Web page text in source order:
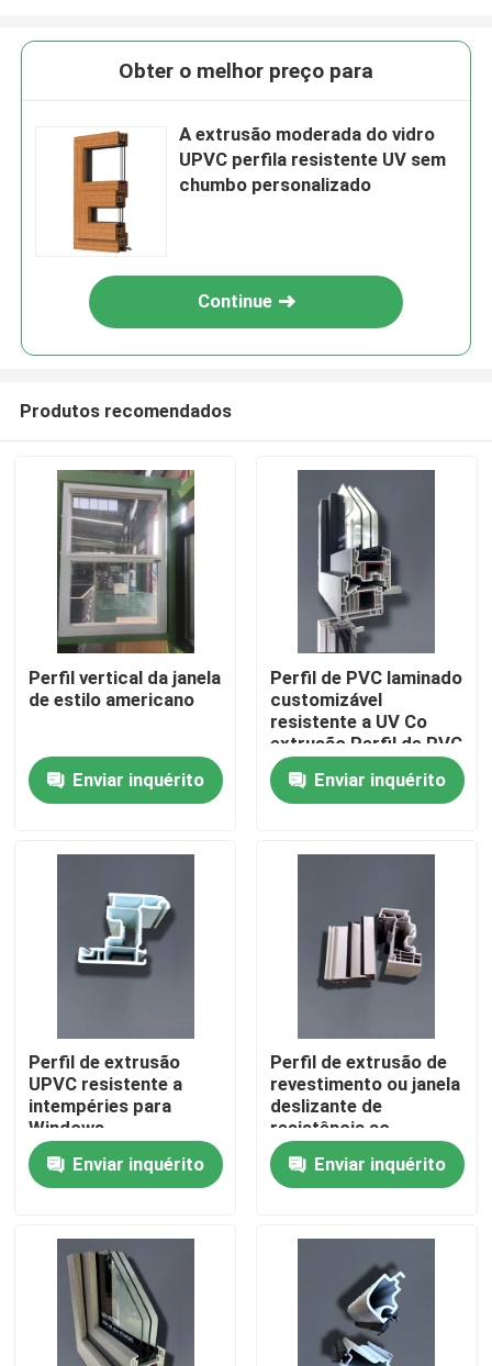
Produtos
Sobre nós
Controle da qualidade
Contacte-nos
Perfis da porta de UPVC
Perfis da janela de UPVC
Obter o melhor preço para
A extrusão moderada do vidro
UPVC perfila resistente UV sem
chumbo personalizado
Continue
Produtos recomendados
Perfil vertical da janela
de estilo americano
Enviar inquérito
Perfil de PVC laminado
customizável
resistente a UV Co
extrusão Perfil de PVC
para janela
Enviar inquérito
Perfil de extrusão
UPVC resistente a
intempéries para
Windows
Enviar inquérito
Perfil de extrusão de
revestimento ou janela
deslizante de
resistência ao
intemperismo UPVC
personalizado
Enviar inquérito